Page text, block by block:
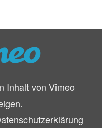
Inhalt von Vimeo